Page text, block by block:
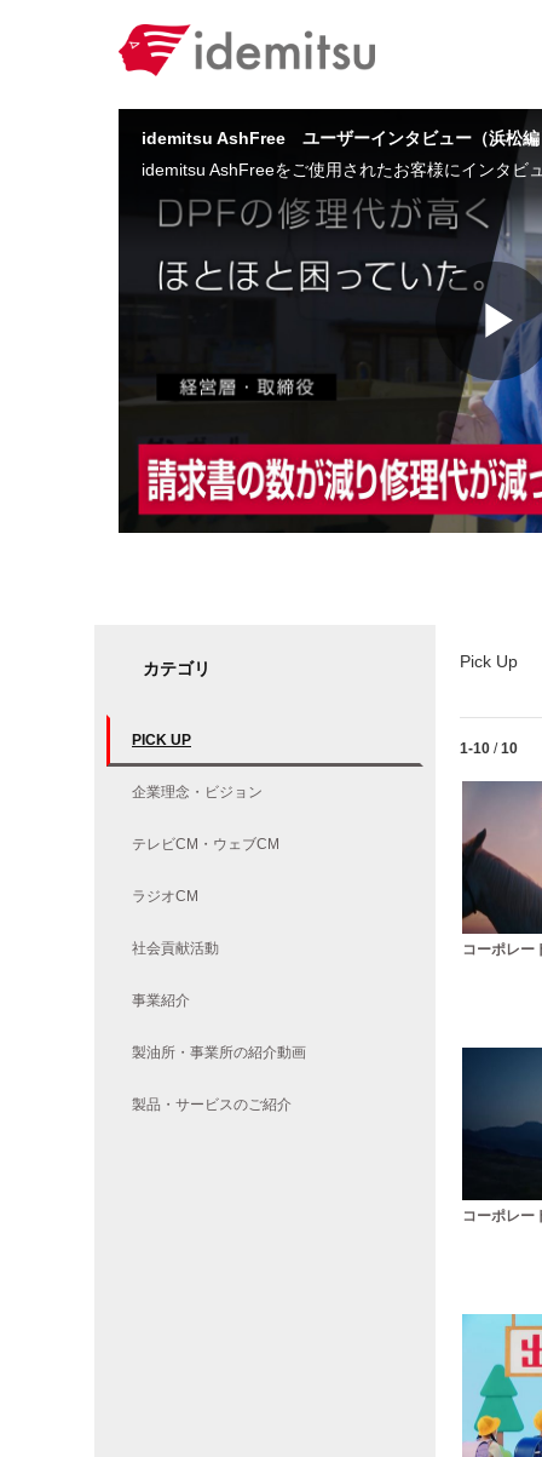
idemitsu AshFree ユーザーインタビュー（浜松
カテゴリ
PICK UP
企業理念・ビジョン
テレビCM・ウェブCM
ラジオCM
社会貢献活動
事業紹介
製油所・事業所の紹介動画
製品・サービスのご紹介
Pick Up
Currently
1-10 / 10
コーポレー
コーポレー